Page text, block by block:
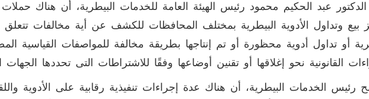
الدكتور عبد الحكيم محمود رئيس الهيئة العامة للخدمات البيطرية، أن هناك
بيع وتداول الأدوية البيطرية بمختلف المحافظات للكشف عن أية مخالفات تتعلق
أو تداول أدوية محظورة أو تم إنتاجها بطريقة مخالفة للمواصفات القياسية
القانونية نحو إغلاقها أو تقنين أوضاعها وفقًا للاشتراطات التى تحددها
رئيس الخدمات البيطرية، أن هناك عدة إجراءات تنفيذية رقابية على الأدوية